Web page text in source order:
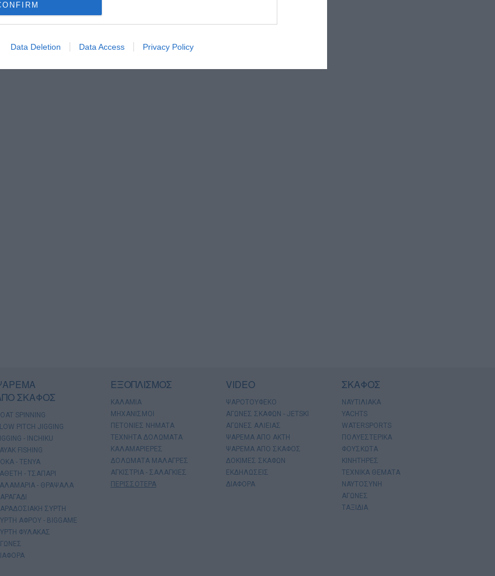
Data Deletion Data Access Privacy Policy
ΣΚΑΦΟΣ
SPINNING
PITCH JIGGING
- INCHIKU
FISHING
- ΤΕΝΥΑ
- ΤΣΑΠΑΡΙ
- ΘΡΑΨΑΛΑ
ΣΥΡΤΗ
ΑΦΡΟΥ - BIGGAME
ΦΥΛΑΚΑΣ
ΕΞΟΠΛΙΣΜΟΣ
ΚΑΛΑΜΙΑ
ΜΗΧΑΝΙΣΜΟΙ
ΠΕΤΟΝΙΕΣ ΝΗΜΑΤΑ
ΤΕΧΝΗΤΑ ΔΟΛΩΜΑΤΑ
ΚΑΛΑΜΑΡΙΕΡΕΣ
ΔΟΛΩΜΑΤΑ ΜΑΛΑΓΡΕΣ
ΑΓΚΙΣΤΡΙΑ - ΣΑΛΑΓΚΙΕΣ
ΠΕΡΙΣΣΟΤΕΡΑ
VIDEO
ΨΑΡΟΤΟΥΦΕΚΟ
ΑΓΩΝΕΣ ΣΚΑΦΩΝ - JETSKI
ΑΓΩΝΕΣ ΑΛΙΕΙΑΣ
ΨΑΡΕΜΑ ΑΠΟ ΑΚΤΗ
ΨΑΡΕΜΑ ΑΠΟ ΣΚΑΦΟΣ
ΔΟΚΙΜΕΣ ΣΚΑΦΩΝ
ΕΚΔΗΛΩΣΕΙΣ
ΔΙΑΦΟΡΑ
ΣΚΑΦΟΣ
ΝΑΥΤΙΛΙΑΚΑ
YACHTS
WATERSPORTS
ΠΟΛΥΕΣΤΕΡΙΚΑ
ΦΟΥΣΚΩΤΑ
ΚΙΝΗΤΗΡΕΣ
ΤΕΧΝΙΚΑ ΘΕΜΑΤΑ
ΝΑΥΤΟΣΥΝΗ
ΑΓΩΝΕΣ
ΤΑΞΙΔΙΑ